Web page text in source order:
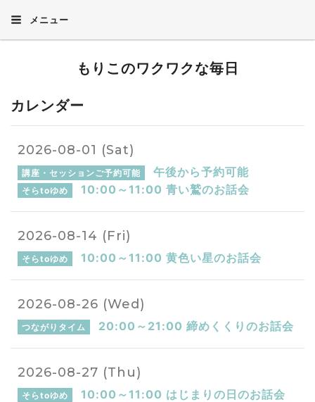
メニュー
もりこのワクワクな毎日
カレンダー
2026-08-01 (Sat)
講座・セッションご予約可能 午後から予約可能
そらtoゆめ 10:00～11:00 青い鷲のお話会
2026-08-14 (Fri)
そらtoゆめ 10:00～11:00 黄色い星のお話会
2026-08-26 (Wed)
つながりタイム 20:00～21:00 締めくくりのお話会
2026-08-27 (Thu)
そらtoゆめ 10:00～11:00 はじまりの日のお話会